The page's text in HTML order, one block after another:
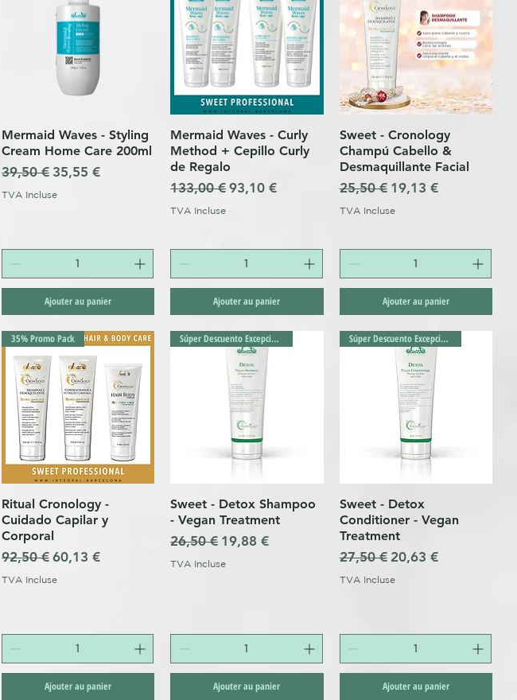
Aperçu rapide
Mermaid Waves - Styling
Cream Home Care 200ml
Prix original
39,50 € Prix promotionnel
35,55 €
TVA Incluse
Ajouter au panier
Aperçu rapide
Mermaid Waves - Curly
Method + Cepillo Curly
de Regalo
Prix original
133,00 €Prix promotionnel
93,10 €
TVA Incluse
Ajouter au panier
Aperçu rapide
Sweet - Cronology
Champú Cabello &
Desmaquillante Facial
Prix original
25,50 € Prix promotionnel
19,13 €
TVA Incluse
Ajouter au panier
Aperçu rapide
35% Promo Pack
Ritual Cronology -
Cuidado Capilar y
Corporal
Prix original
92,50 € Prix promotionnel
60,13 €
TVA Incluse
Ajouter au panier
Aperçu rapide
Súper Descuento Excepcional
Sweet - Detox Shampoo
- Vegan Treatment
Prix original
26,50 € Prix promotionnel
19,88 €
TVA Incluse
Ajouter au panier
Aperçu rapide
Súper Descuento Excepcional
Sweet - Detox
Conditioner - Vegan
Treatment
Prix original
27,50 € Prix promotionnel
20,63 €
TVA Incluse
Ajouter au panier